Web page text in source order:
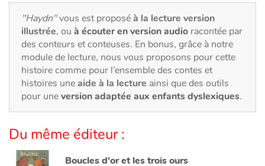
Autour du monde
Apprentissage
Art, espace, activité
Documentaires
En famille
Quotidien et loisirs
"Haydn"vous est proposéà la lecture version
illustrée, ou à écouter en version audio racontée par
des conteurs et conteuses. En bonus, grâce à notre
module de lecture, nous vous proposons pour cette
histoire comme pour l’ensemble des contes et
histoires uneaide à la lecture ainsi que des outils
pour uneversion adaptée aux enfants dyslexiques.
Du même éditeur :
Boucles d'or et les trois ours